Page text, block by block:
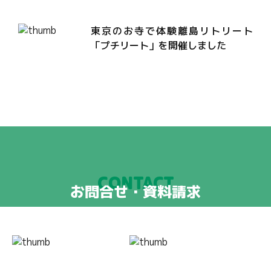
東京のお寺で体験離島リトリート
「プチリート」を開催しました
CONTACT
お問合せ・資料請求